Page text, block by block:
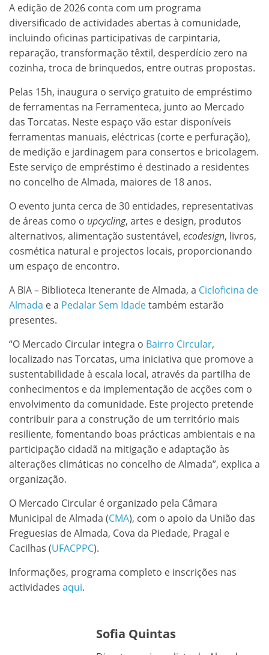
A edição de 2026 conta com um programa
diversificado de actividades abertas à comunidade,
incluindo oficinas participativas de carpintaria,
reparação, transformação têxtil, desperdício zero na
cozinha, troca de brinquedos, entre outras propostas.
Pelas 15h, inaugura o serviço gratuito de empréstimo
de ferramentas na Ferramenteca, junto ao Mercado
das Torcatas. Neste espaço vão estar disponíveis
ferramentas manuais, eléctricas (corte e perfuração),
de medição e jardinagem para consertos e bricolagem.
Este serviço de empréstimo é destinado a residentes
no concelho de Almada, maiores de 18 anos.
O evento junta cerca de 30 entidades, representativas
de áreas como o upcycling, artes e design, produtos
alternativos, alimentação sustentável, ecodesign, livros,
cosmética natural e projectos locais, proporcionando
um espaço de encontro.
A BIA – Biblioteca Itenerante de Almada, a Cicloficina de
Almada e a Pedalar Sem Idadetambém estarão
presentes.
“O Mercado Circular integra o Bairro Circular,
localizado nas Torcatas, uma iniciativa que promove a
sustentabilidade à escala local, através da partilha de
conhecimentos e da implementação de acções com o
envolvimento da comunidade. Este projecto pretende
contribuir para a construção de um território mais
resiliente, fomentando boas prácticas ambientais e na
participação cidadã na mitigação e adaptação às
alterações climáticas no concelho de Almada”, explica a
organização.
O Mercado Circular é organizado pela Câmara
Municipal de Almada (CMA), com o apoio da União das
Freguesias de Almada, Cova da Piedade, Pragal e
Cacilhas (UFACPPC).
Informações, programa completo e inscrições nas
actividades aqui.
Sofia Quintas